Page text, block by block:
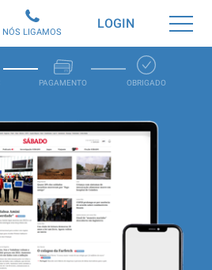
PAGAMENTO OBRIGADO
LOGIN
NÓS LIGAMOS